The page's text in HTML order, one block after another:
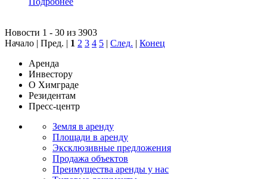
Новости 1 - 30 из 3903
Начало | Пред. | 1 2 3 4 5 | След. | Конец
Аренда
Инвестору
О Химграде
Резидентам
Пресс-центр
Земля в аренду
Площади в аренду
Эксклюзивные предложения
Продажа объектов
Преимущества аренды у нас